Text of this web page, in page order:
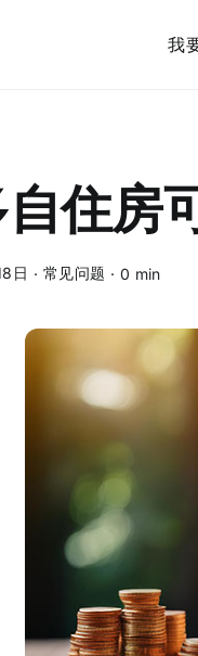
我
住房
日 · 常见问题 · 0 min